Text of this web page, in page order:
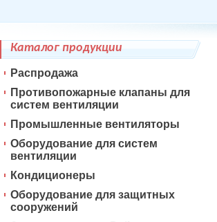
Каталог продукции
Распродажа
Противопожарные клапаны для
систем вентиляции
Промышленные вентиляторы
Оборудование для систем
вентиляции
Кондиционеры
Оборудование для защитных
сооружений